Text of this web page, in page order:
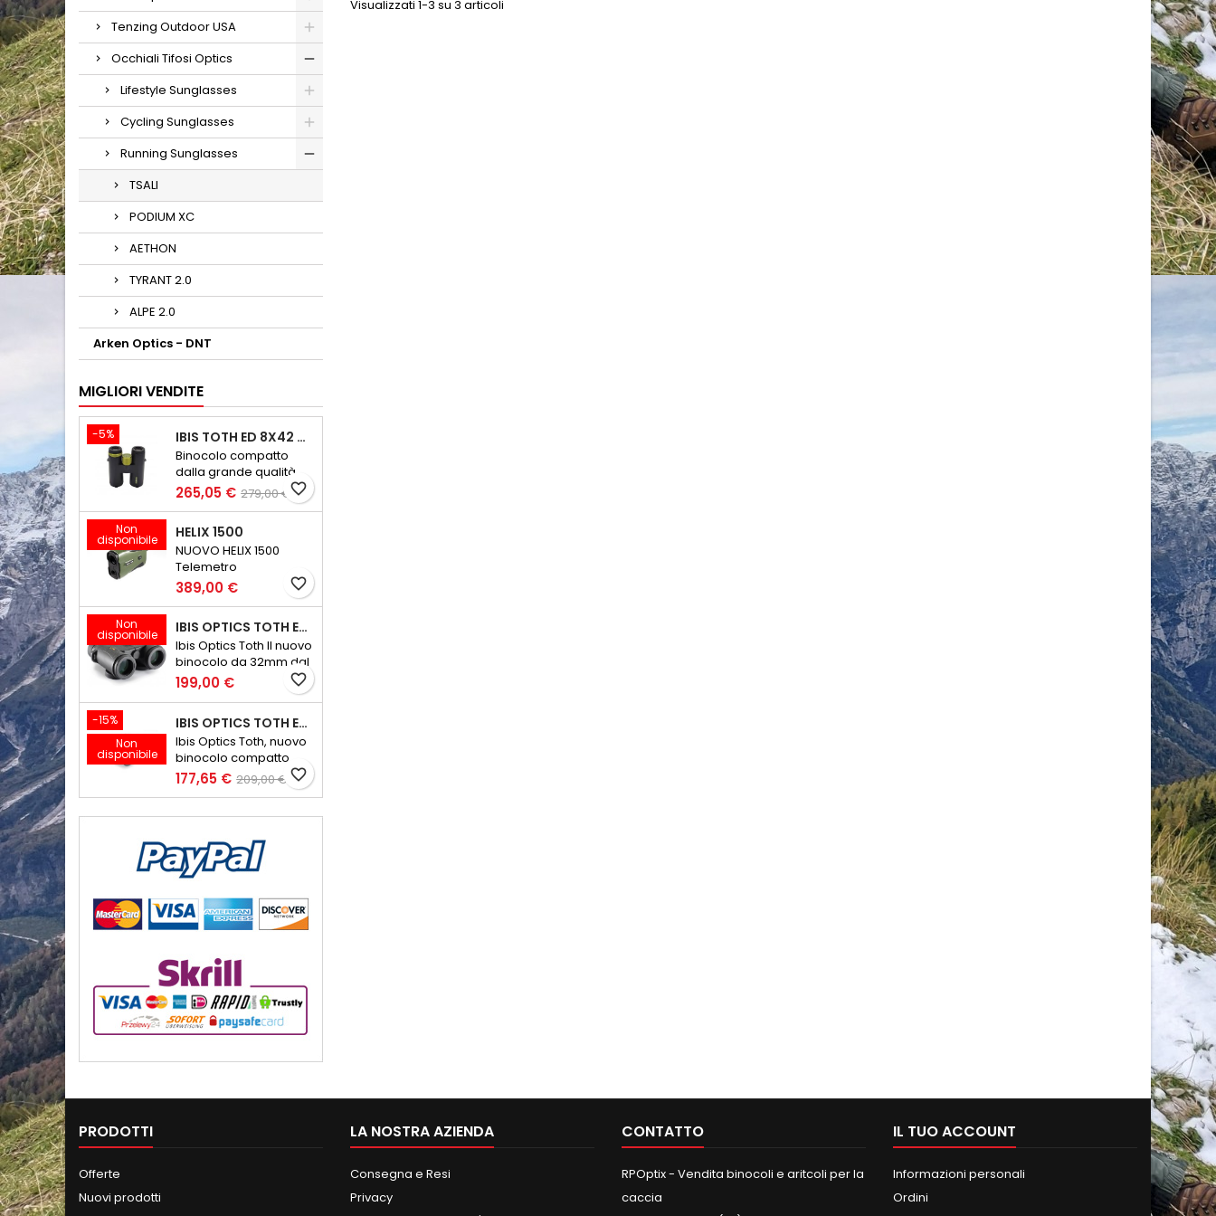
Tenzing Outdoor USA
Occhiali Tifosi Optics
Lifestyle Sunglasses
Cycling Sunglasses
Running Sunglasses
TSALI
PODIUM XC
AETHON
TYRANT 2.0
ALPE 2.0
Arken Optics - DNT
MIGLIORI VENDITE
-5% IBIS TOTH ED 8X42 GEN III
Binocolo compatto
dalla grande qualità
ottica
265,05 € 279,00 €favorite_border
Non
disponibile HELIX 1500
NUOVO HELIX 1500
Telemetro
Ultraleggero e
Compatto
389,00 € favorite_border
Non
disponibile IBIS OPTICS TOTH ED 8X32 V2
Ibis Optics Toth Il nuovo
binocolo da 32mm dal
peso minore di 600
grammi
199,00 € favorite_border
-15%
Non
disponibile
IBIS OPTICS TOTH ED 10X32 V2
Ibis Optics Toth, nuovo
binocolo compatto
177,65 € 209,00 € favorite_border
Visualizzati 1-3 su 3 articoli
PRODOTTI
Offerte
Nuovi prodotti
LA NOSTRA AZIENDA
Consegna e Resi
Privacy
CONTATTO
RPOptix - Vendita binocoli e aritcoli per la
caccia
IL TUO ACCOUNT
Informazioni personali
Ordini